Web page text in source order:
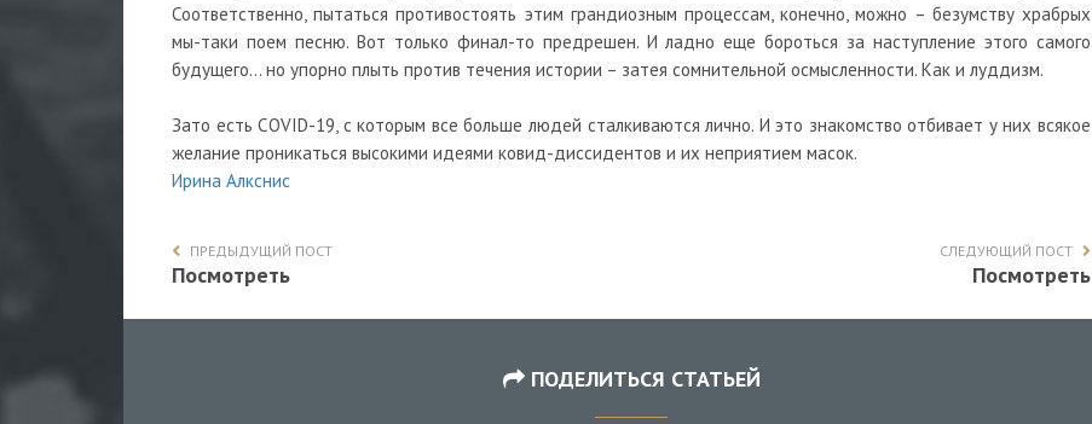
Соответственно, пытаться противостоять этим грандиозным процессам, конечно, можно – безумству храбрых
мы-таки поем песню. Вот только финал-то предрешен. И ладно еще бороться за наступление этого самого
будущего… но упорно плыть против течения истории – затея сомнительной осмысленности. Как и луддизм.
Зато есть COVID-19, с которым все больше людей сталкиваются лично. И это знакомство отбивает у них всякое
желание проникаться высокими идеями ковид-диссидентов и их неприятием масок.
Ирина Алкснис
ПРЕДЫДУЩИЙ ПОСТ
Посмотреть
СЛЕДУЮЩИЙ ПОСТ
Посмотреть
ПОДЕЛИТЬСЯ СТАТЬЕЙ